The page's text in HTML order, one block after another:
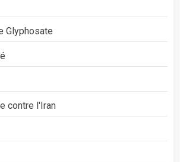
Glyphosate
contre l'Iran